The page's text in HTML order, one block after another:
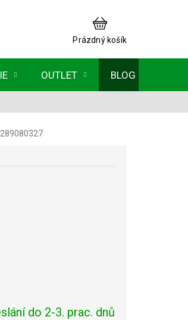
NÁKUPNÍ
KOŠÍK
Prázdný košík
OUTLET BLOG
do 2-3. prac. dnů